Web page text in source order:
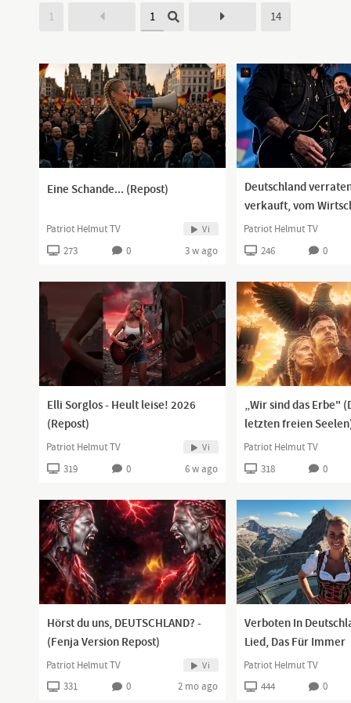
1 14
Eine Schande... (Repost)
Patriot Helmut TV Vi
273 0 3 w ago
Deutschland
verkauft, vom
zum Staatsversagen
Protestsong
Patriot Helmut TV
246 0
Elli Sorglos - Heult leise! 2026
(Repost)
Patriot Helmut TV Vi
319 0 6 w ago
„Wir sind das Erbe"
letzten freien
rocktDeutsch (Repost)
Patriot Helmut TV
318 0
Hörst du uns, DEUTSCHLAND? -
(Fenja Version Repost)
Patriot Helmut TV Vi
331 0 2 mo ago
Verboten In
Lied, Das Für Immer
Verschwinden
Patriot Helmut TV
444 0